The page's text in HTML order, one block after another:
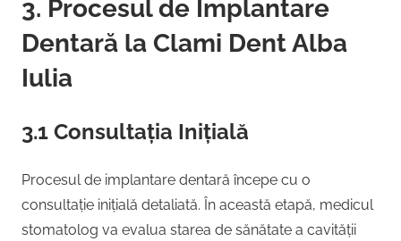
3. Procesul de Implantare
Dentară la Clami Dent Alba
Iulia
3.1 Consultația Inițială
Procesul de implantare dentară începe cu o
consultație inițială detaliată. În această etapă, medicul
stomatolog va evalua starea de sănătate a cavității